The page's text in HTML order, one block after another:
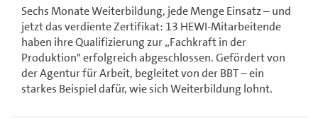
Sechs Monate Weiterbildung, jede Menge Einsatz – und
jetzt das verdiente Zertifikat: 13 HEWI-Mitarbeitende
haben ihre Qualifizierung zur „Fachkraft in der
Produktion" erfolgreich abgeschlossen. Gefördert von
der Agentur für Arbeit, begleitet von der BBT – ein
starkes Beispiel dafür, wie sich Weiterbildung lohnt.